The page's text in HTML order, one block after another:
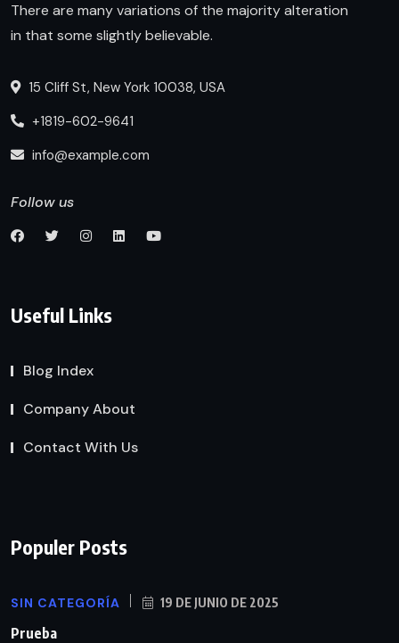
There are many variations of the majority alteration
in that some slightly believable.
15 Cliff St, New York 10038, USA
+1819-602-9641
info@example.com
Follow us
Useful Links
Blog Index
Company About
Contact With Us
Populer Posts
SIN CATEGORÍA 19 DE JUNIO DE 2025
Prueba